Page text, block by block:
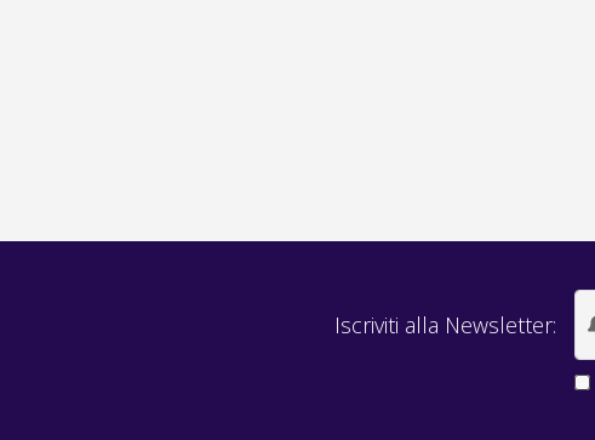
Iscriviti alla Newsletter: